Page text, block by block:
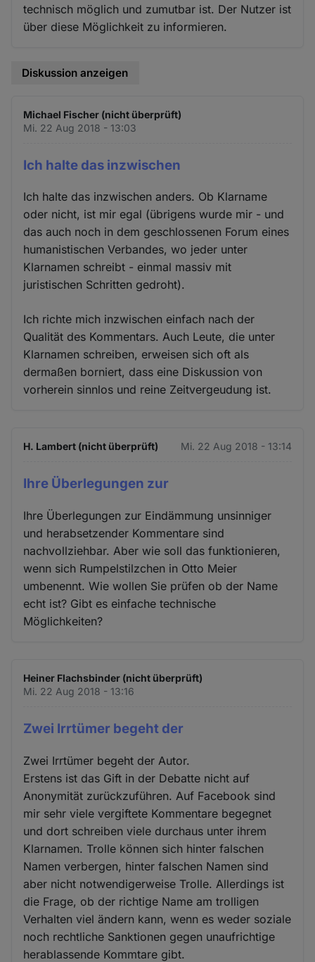
technisch möglich und zumutbar ist. Der Nutzer ist
über diese Möglichkeit zu informieren.
Diskussion anzeigen
Michael Fischer (nicht überprüft)
Mi. 22 Aug 2018 - 13:03
Ich halte das inzwischen
Ich halte das inzwischen anders. Ob Klarname
oder nicht, ist mir egal (übrigens wurde mir - und
das auch noch in dem geschlossenen Forum eines
humanistischen Verbandes, wo jeder unter
Klarnamen schreibt - einmal massiv mit
juristischen Schritten gedroht).
Ich richte mich inzwischen einfach nach der
Qualität des Kommentars. Auch Leute, die unter
Klarnamen schreiben, erweisen sich oft als
dermaßen borniert, dass eine Diskussion von
vorherein sinnlos und reine Zeitvergeudung ist.
H. Lambert (nicht überprüft) Mi. 22 Aug 2018 - 13:14
Ihre Überlegungen zur
Ihre Überlegungen zur Eindämmung unsinniger
und herabsetzender Kommentare sind
nachvollziehbar. Aber wie soll das funktionieren,
wenn sich Rumpelstilzchen in Otto Meier
umbenennt. Wie wollen Sie prüfen ob der Name
echt ist? Gibt es einfache technische
Möglichkeiten?
Heiner Flachsbinder (nicht überprüft)
Mi. 22 Aug 2018 - 13:16
Zwei Irrtümer begeht der
Zwei Irrtümer begeht der Autor.
Erstens ist das Gift in der Debatte nicht auf
Anonymität zurückzuführen. Auf Facebook sind
mir sehr viele vergiftete Kommentare begegnet
und dort schreiben viele durchaus unter ihrem
Klarnamen. Trolle können sich hinter falschen
Namen verbergen, hinter falschen Namen sind
aber nicht notwendigerweise Trolle. Allerdings ist
die Frage, ob der richtige Name am trolligen
Verhalten viel ändern kann, wenn es weder soziale
noch rechtliche Sanktionen gegen unaufrichtige
herablassende Kommtare gibt.